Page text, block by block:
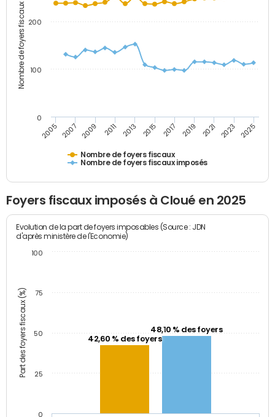
Nombre de foyers fiscaux
Nombre de foyers fiscaux
Nombre de foyers fiscaux imposés
2005 2007 2009 2011 2013 2015 2017 2019 2021 2023 2025
0
100
200
Foyers fiscaux imposés à Cloué en 2025
Part des foyers fiscaux (%)
Evolution de la part de foyers imposables (Source : JDN
d'après ministère de l'Economie)
42,60 % des foyers
48,10 % des foyers
0
25
50
75
100